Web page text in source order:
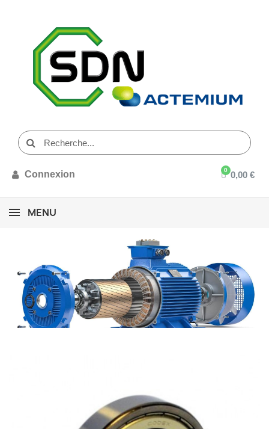
Connexion 0,00 €
MENU